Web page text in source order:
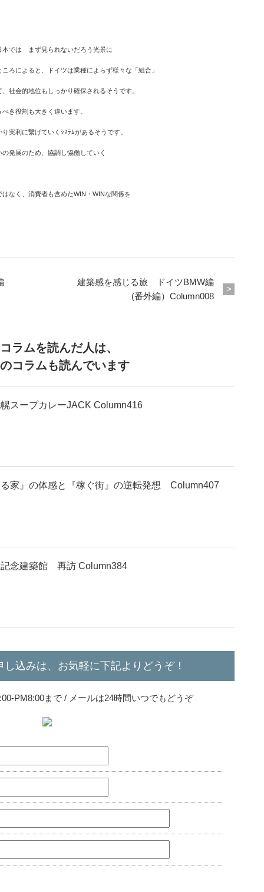
本では まず見られないだろう光景に
ろによると、ドイツは業種によらず様々な「組合」
社会的地位もしっかり確保されるそうです。
き役割も大きく違います。
実利に繋げていくｼｽﾃﾑがあるそうです。
発展のため、協調し恊働していく
なく、消費者も含めたWIN・WINな関係を
建築感を感じる旅 ドイツBMW編
(番外編）Column008
ラムを読んだ人は、
コラムも読んでいます
スープカレーJACK Column416
家』の体感と『稼ぐ街』の逆転発想 Column407
記念建築館 再訪 Column384
込みは、お気軽に下記よりどうぞ！
PM8:00まで / メールは24時間いつでもどうぞ